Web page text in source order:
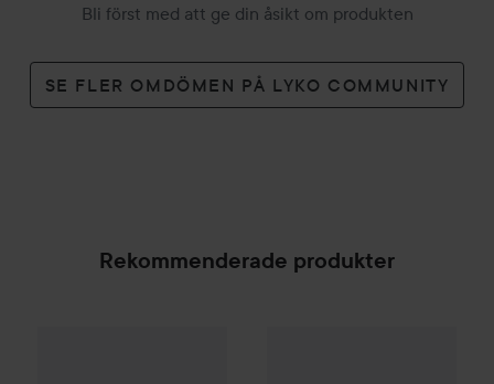
Bli först med att ge din åsikt om produkten
SE FLER OMDÖMEN PÅ LYKO COMMUNITY
Rekommenderade produkter